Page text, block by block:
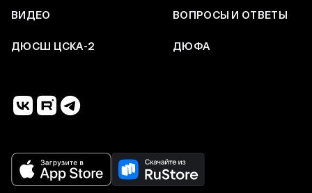
ВИДЕО ВОПРОСЫ И ОТВЕТЫ
ДЮСШ ЦСКА-2 ДЮФА